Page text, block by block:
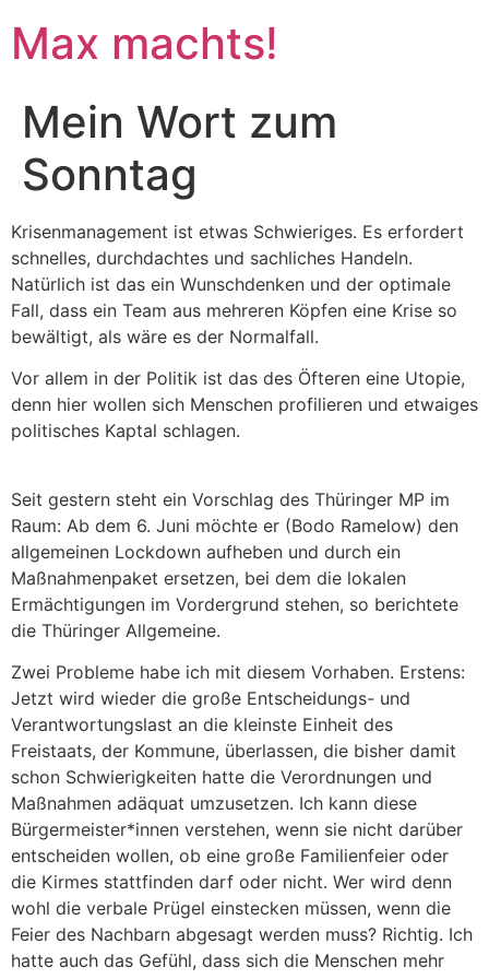
Max machts!
Mein Wort zum
Sonntag
Krisenmanagement ist etwas Schwieriges. Es erfordert
schnelles, durchdachtes und sachliches Handeln.
Natürlich ist das ein Wunschdenken und der optimale
Fall, dass ein Team aus mehreren Köpfen eine Krise so
bewältigt, als wäre es der Normalfall.
Vor allem in der Politik ist das des Öfteren eine Utopie,
denn hier wollen sich Menschen profilieren und etwaiges
politisches Kaptal schlagen.
Seit gestern steht ein Vorschlag des Thüringer MP im
Raum: Ab dem 6. Juni möchte er (Bodo Ramelow) den
allgemeinen Lockdown aufheben und durch ein
Maßnahmenpaket ersetzen, bei dem die lokalen
Ermächtigungen im Vordergrund stehen, so berichtete
die Thüringer Allgemeine.
Zwei Probleme habe ich mit diesem Vorhaben. Erstens:
Jetzt wird wieder die große Entscheidungs- und
Verantwortungslast an die kleinste Einheit des
Freistaats, der Kommune, überlassen, die bisher damit
schon Schwierigkeiten hatte die Verordnungen und
Maßnahmen adäquat umzusetzen. Ich kann diese
Bürgermeister*innen verstehen, wenn sie nicht darüber
entscheiden wollen, ob eine große Familienfeier oder
die Kirmes stattfinden darf oder nicht. Wer wird denn
wohl die verbale Prügel einstecken müssen, wenn die
Feier des Nachbarn abgesagt werden muss? Richtig. Ich
hatte auch das Gefühl, dass sich die Menschen mehr